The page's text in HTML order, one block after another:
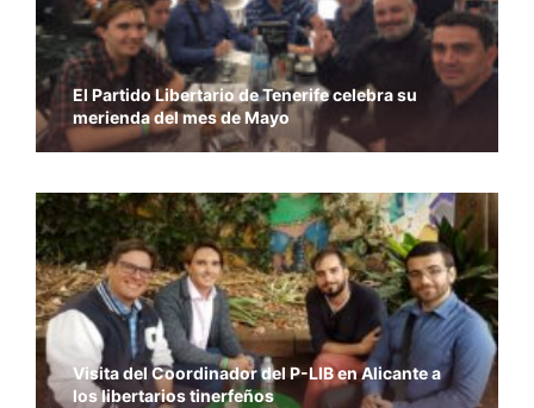
El Partido Libertario de Tenerife celebra su
merienda del mes de Mayo
Visita del Coordinador del P-LIB en Alicante a
los libertarios tinerfeños